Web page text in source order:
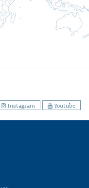
Instagram Youtube